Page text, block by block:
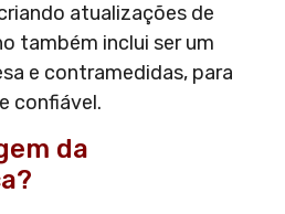
atualizações de
também inclui ser um
e contramedidas, para
confiável.
da